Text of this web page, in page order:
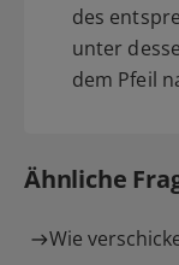
des
unter
dem Pfeil
Ähnliche
Wie